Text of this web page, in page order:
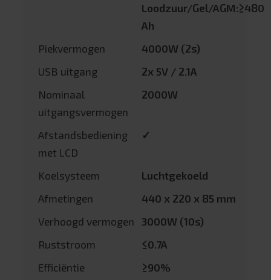
Loodzuur/Gel/AGM:≥480
Ah
Piekvermogen
4000W (2s)
USB uitgang
2x 5V / 2.1A
Nominaal
uitgangsvermogen
2000W
Afstandsbediening
met LCD
✓
Koelsysteem
Luchtgekoeld
Afmetingen
440 x 220 x 85 mm
Verhoogd vermogen
3000W (10s)
Ruststroom
≤0.7A
Efficiëntie
≥90%